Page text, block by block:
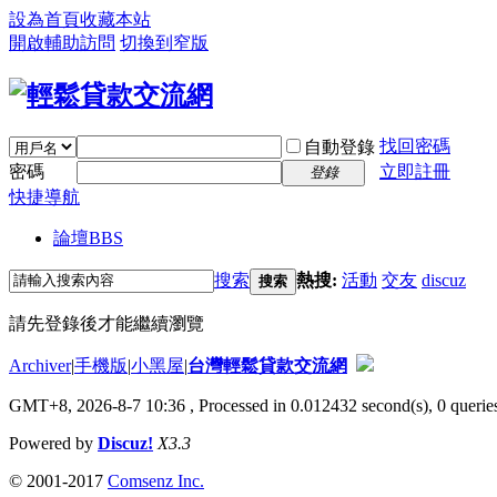
設為首頁收藏本站
開啟輔助訪問 切換到窄版
自動登錄 找回密碼
密碼
登錄
立即註冊
快捷導航
論壇BBS
搜索 搜索 熱搜: 活動 交友 discuz
請先登錄後才能繼續瀏覽
Archiver|手機版|小黑屋|台灣輕鬆貸款交流網
GMT+8, 2026-8-7 10:36 , Processed in 0.012432 second(s), 0
Powered by Discuz! X3.3
© 2001-2017 Comsenz Inc.